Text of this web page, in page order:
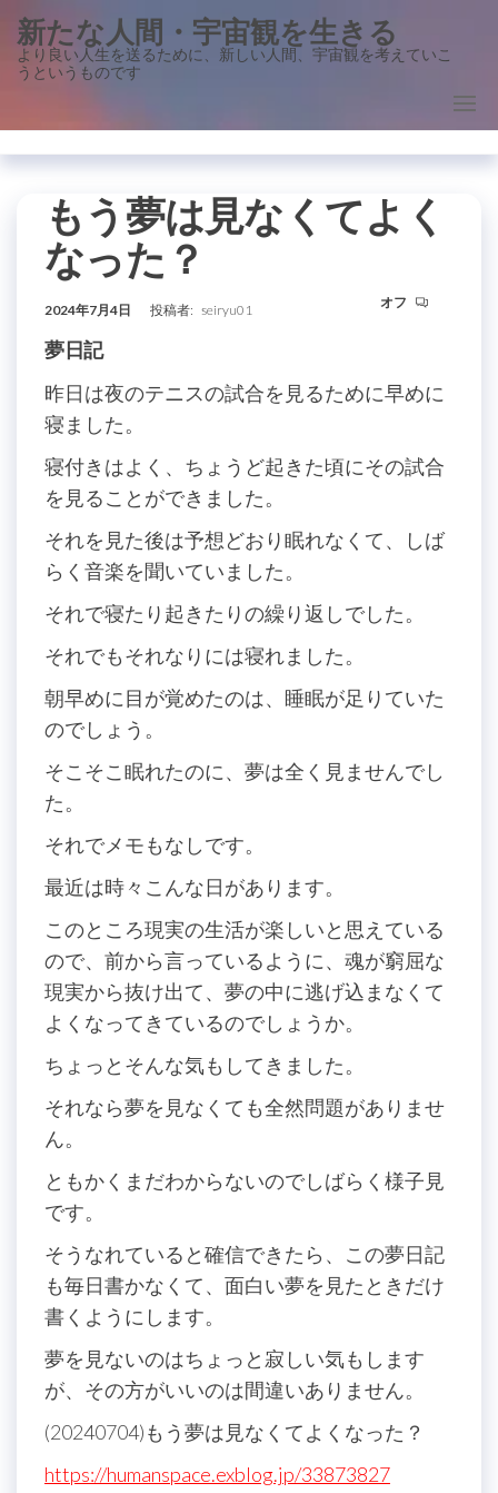
ン
に
新たな人間・宇宙観を生きる
より良い人生を送るために、新しい人間、宇宙観を考えていこ
うというものです
もう夢は見なくてよく
なった？
2024年7月4日 投稿者: seiryu01 オフ
夢日記
昨日は夜のテニスの試合を見るために早めに
寝ました。
寝付きはよく、ちょうど起きた頃にその試合
を見ることができました。
それを見た後は予想どおり眠れなくて、しば
らく音楽を聞いていました。
それで寝たり起きたりの繰り返しでした。
それでもそれなりには寝れました。
朝早めに目が覚めたのは、睡眠が足りていた
のでしょう。
そこそこ眠れたのに、夢は全く見ませんでし
た。
それでメモもなしです。
最近は時々こんな日があります。
このところ現実の生活が楽しいと思えている
ので、前から言っているように、魂が窮屈な
現実から抜け出て、夢の中に逃げ込まなくて
よくなってきているのでしょうか。
ちょっとそんな気もしてきました。
それなら夢を見なくても全然問題がありませ
ん。
ともかくまだわからないのでしばらく様子見
です。
そうなれていると確信できたら、この夢日記
も毎日書かなくて、面白い夢を見たときだけ
書くようにします。
夢を見ないのはちょっと寂しい気もします
が、その方がいいのは間違いありません。
(20240704)もう夢は見なくてよくなった？
https://humanspace.exblog.jp/33873827